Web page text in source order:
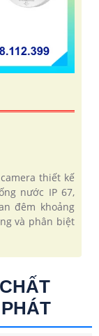
camera thiết kế
nước IP 67,
đêm khoảng
và phân biệt